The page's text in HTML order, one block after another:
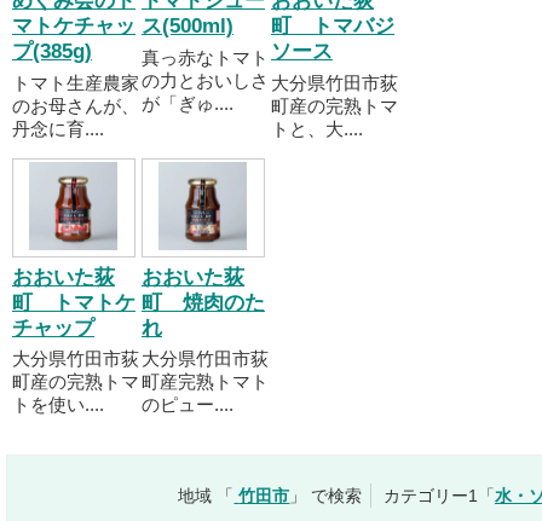
マトケチャッ
プ(385g)
トマト生産農家
のお母さんが、
丹念に育....
ス(500ml)
真っ赤なトマト
の力とおいしさ
が「ぎゅ....
町 トマバジ
ソース
大分県竹田市荻
町産の完熟トマ
トと、大....
おおいた荻
町 トマトケ
チャップ
大分県竹田市荻
町産の完熟トマ
トを使い....
おおいた荻
町 焼肉のた
れ
大分県竹田市荻
町産完熟トマト
のピュー....
地域 「 竹田市 」 で検索 カテゴリー1「水・